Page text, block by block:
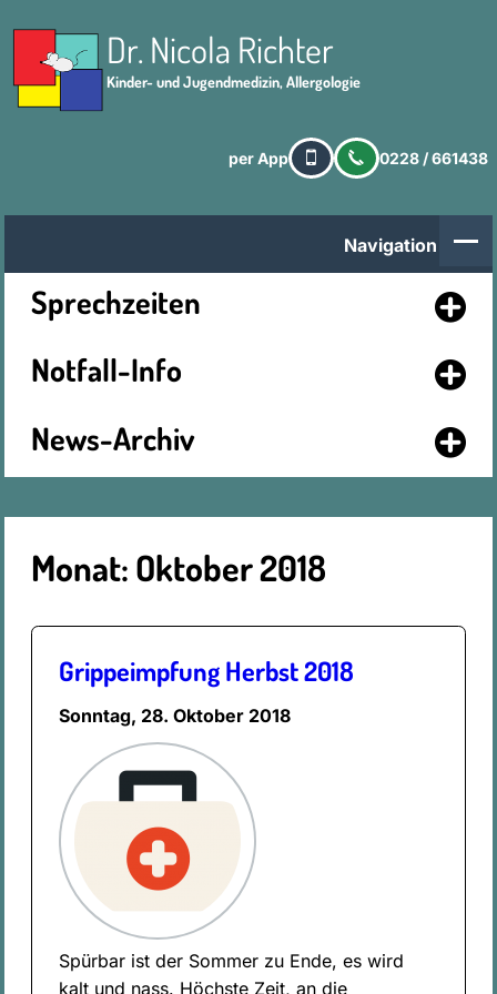
Dr. Nicola Richter
Kinder- und Jugendmedizin, Allergologie
per App 0228 / 661438
Monat:Oktober 2018
Grippeimpfung Herbst 2018
Sonntag, 28. Oktober 2018
Spürbar ist der Sommer zu Ende, es wird
kalt und nass. Höchste Zeit, an die
Navigation
Sprechzeiten
Notfall-Info
News-Archiv